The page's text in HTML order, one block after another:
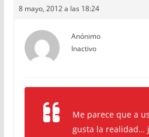
8 mayo, 2012 a las 18:24
Anónimo
Inactivo
Me parece que a
gusta la realidad…